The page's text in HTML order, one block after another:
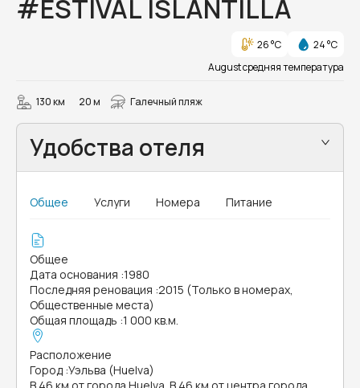
#ESTIVAL ISLANTILLA
26 °C
24 °C
August средняя температура
130 км 20 м Галечный пляж
Удобства отеля
Общее Услуги Номера Питание
Общее
Дата основания :1980
Последняя реновация :2015 (Только в номерах,
Общественные места)
Общая площадь :1 000 кв.м.
Расположение
Город :Уэльва (Huelva)